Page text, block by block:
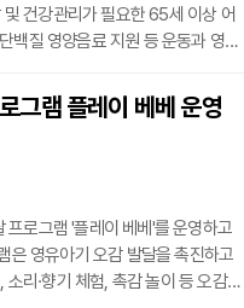
건강관리가 필요한 65세 이상 어
백질 영양음료 지원 등 운동과 영양
줄었다. 항목별로는 악력에서 가장
로 건강지표가 향상됐다.참여 어르
그램 플레이 베베 운영
로그램 '플레이 베베'를 운영하고
은 영유아기 오감 발달을 촉진하고
리·향기 체험, 촉감 놀이 등 오감을